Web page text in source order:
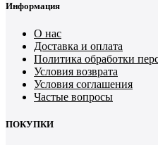
Информация
О нас
Доставка и оплата
Политика обработки
Условия возврата
Условия соглашения
Частые вопросы
ПОКУПКИ